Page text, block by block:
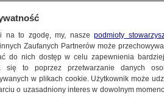
na to zgodę, my, naszepodmioty
innych Zaufanych Partnerów może
do nich dostęp w celu zapewnienia
się to poprzez przetwarzanie danych
w plikach cookie. Użytkownik może
o uzasadniony interes w dowolnym